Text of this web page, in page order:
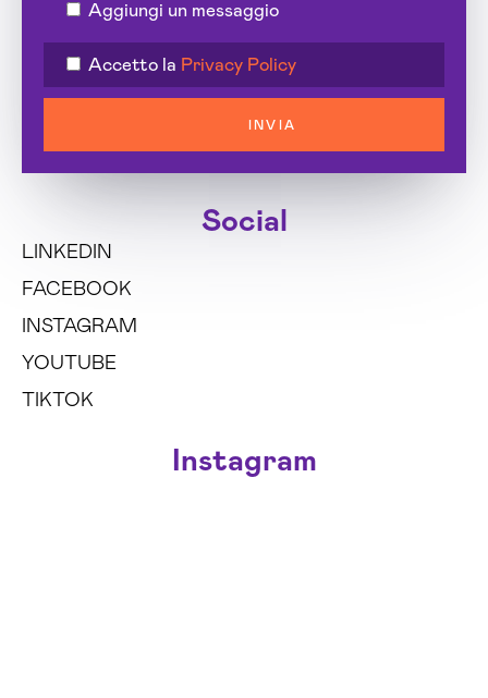
Aggiungi un messaggio
Accetto la Privacy Policy
INVIA
Social
LINKEDIN
FACEBOOK
INSTAGRAM
YOUTUBE
TIKTOK
Instagram